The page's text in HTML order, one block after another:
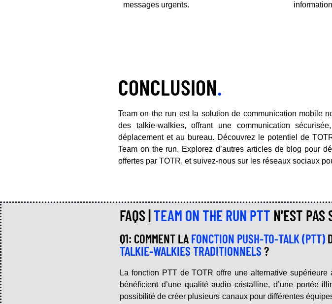
messages urgents.
CONCLUSION.
Team on the run est la solution de communication mobile
des talkie-walkies, offrant une communication
déplacement et au bureau. Découvrez le potentiel de
Team on the run. Explorez d’autres articles de blog pour
offertes par TOTR, et suivez-nous sur les réseaux sociaux
FAQS |TEAM ON THE RUN PTT N'EST PAS
Q1: COMMENT LA FONCTION PUSH-TO-TALK (PTT)
TALKIE-WALKIES TRADITIONNELS ?
La fonction PTT de TOTR offre une alternative
bénéficient d’une qualité audio cristalline, d’une portée
possibilité de créer plusieurs canaux pour différentes